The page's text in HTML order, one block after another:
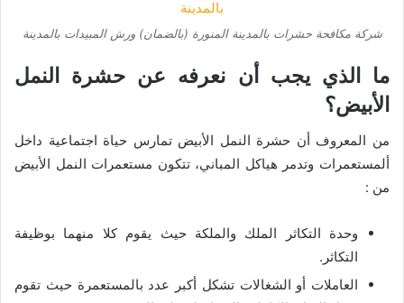
شركة مكافحة حشرات بالمدينة المنورة (بالضمان) ورش المبيدات بالمدينة
ما الذي يجب أن نعرفه عن حشرة النمل
الأبيض؟
من المعروف أن حشرة النمل الأبيض تمارس حياة اجتماعية داخل
ألمستعمرات وتدمر هياكل المباني، تتكون مستعمرات النمل الأبيض
من :
وحدة التكاثر الملك والملكة حيث يقوم كلا منهما بوظيفة
التكاثر.
العاملات أو الشغالات تشكل أكبر عدد بالمستعمرة حيث تقوم